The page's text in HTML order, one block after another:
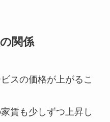
関係
スの価格が上がるこ
賃も少しずつ上昇し